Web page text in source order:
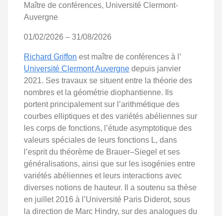
Maître de conférences, Université Clermont-
Auvergne
01/02/2026 – 31/08/2026
Richard Griffon est maître de conférences à l’
Université Clermont Auvergne depuis janvier
2021. Ses travaux se situent entre la théorie des
nombres et la géométrie diophantienne. Ils
portent principalement sur l’arithmétique des
courbes elliptiques et des variétés abéliennes sur
les corps de fonctions, l’étude asymptotique des
valeurs spéciales de leurs fonctions L, dans
l’esprit du théorème de Brauer–Siegel et ses
généralisations, ainsi que sur les isogénies entre
variétés abéliennes et leurs interactions avec
diverses notions de hauteur. Il a soutenu sa thèse
en juillet 2016 à l’Université Paris Diderot, sous
la direction de Marc Hindry, sur des analogues du